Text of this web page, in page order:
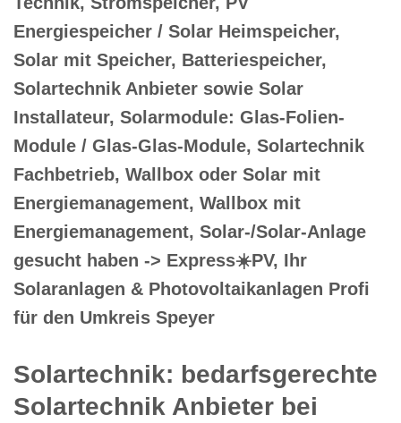
Energiespeicher / Solar Heimspeicher,
Solar mit Speicher, Batteriespeicher,
Solartechnik Anbieter sowie Solar
Installateur, Solarmodule: Glas-Folien-
Module / Glas-Glas-Module, Solartechnik
Fachbetrieb, Wallbox oder Solar mit
Energiemanagement, Wallbox mit
Energiemanagement, Solar-/Solar-Anlage
gesucht haben -> Express☀️PV️, Ihr
Solaranlagen & Photovoltaikanlagen Profi
für den Umkreis Speyer
Solartechnik: bedarfsgerechte
Solartechnik Anbieter bei